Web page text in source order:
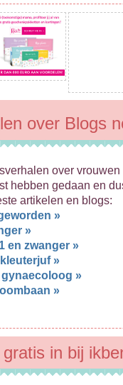
over Blogs
over
hebben gedaan en
artikelen en blogs:
»
»
en zwanger »
»
gynaecoloog »
»
in bij